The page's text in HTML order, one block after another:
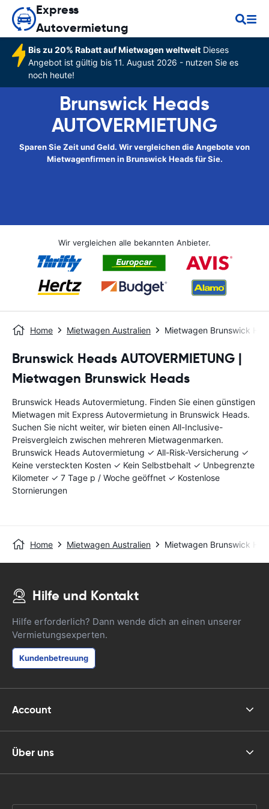
Express
Autovermietung
Bis zu 20% Rabatt auf Mietwagen weltweitDieses
Angebot ist gültig bis 11. August 2026 - nutzen Sie es
noch heute!
Brunswick Heads
AUTOVERMIETUNG
Sparen Sie Zeit und Geld. Wir vergleichen die Angebote von
Mietwagenfirmen in Brunswick Heads für Sie.
Wir vergleichen alle bekannten Anbieter.
Home Mietwagen Australien Mietwagen Brunswick
Brunswick Heads AUTOVERMIETUNG |
Mietwagen Brunswick Heads
Brunswick Heads Autovermietung. Finden Sie einen günstigen
Mietwagen mit Express Autovermietung in Brunswick Heads.
Suchen Sie nicht weiter, wir bieten einen All-Inclusive-
Preisvergleich zwischen mehreren Mietwagenmarken.
Brunswick Heads Autovermietung ✓ All-Risk-Versicherung ✓
Keine versteckten Kosten ✓ Kein Selbstbehalt ✓ Unbegrenzte
Kilometer ✓ 7 Tage p / Woche geöffnet ✓ Kostenlose
Stornierungen
Home Mietwagen Australien Mietwagen Brunswick
Hilfe und Kontakt
Hilfe erforderlich? Dann wende dich an einen unserer
Vermietungsexperten.
Kundenbetreuung
Account
Über uns